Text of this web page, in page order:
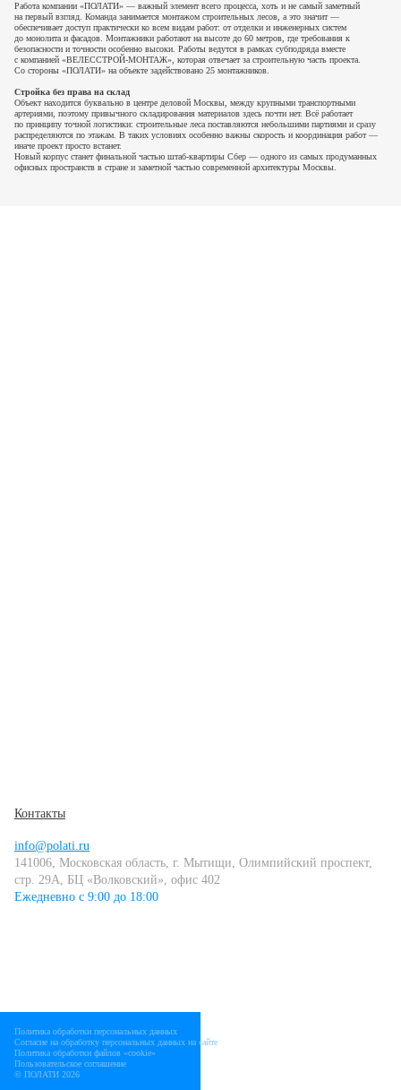
Работа компании «ПОЛАТИ» — важный элемент всего процесса, хоть и не самый заметный
на первый взгляд. Команда занимается монтажом строительных лесов, а это значит —
обеспечивает доступ практически ко всем видам работ: от отделки и инженерных систем
до монолита и фасадов. Монтажники работают на высоте до 60 метров, где требования к
безопасности и точности особенно высоки. Работы ведутся в рамках субподряда вместе
с компанией «ВЕЛЕССТРОЙ-МОНТАЖ», которая отвечает за строительную часть проекта.
Со стороны «ПОЛАТИ» на объекте задействовано 25 монтажников.
Стройка без права на склад
Объект находится буквально в центре деловой Москвы, между крупными транспортными
артериями, поэтому привычного складирования материалов здесь почти нет. Всё работает
по принципу точной логистики: строительные леса поставляются небольшими партиями и сразу
распределяются по этажам. В таких условиях особенно важны скорость и координация работ —
иначе проект просто встанет.
Новый корпус станет финальной частью штаб-квартиры Сбер — одного из самых продуманных
офисных пространств в стране и заметной частью современной архитектуры Москвы.
Контакты
info@polati.ru
141006, Московская область, г. Мытищи, Олимпийский проспект,
стр. 29А, БЦ «Волковский», офис 402
Ежедневно с 9:00 до 18:00
© ПОЛАТИ 2026
Пользовательское соглашение
Политика обработки файлов «cookie»
Согласие на обработку персональных данных на сайте
Политика обработки персональных данных